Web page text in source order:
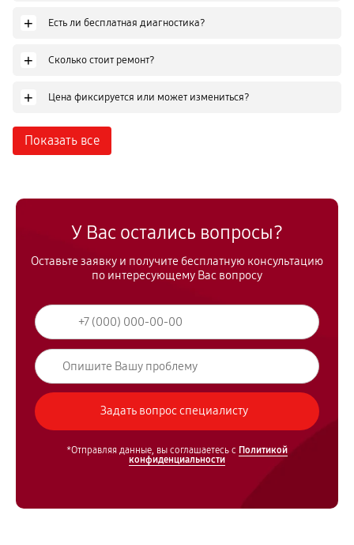
+ Есть ли бесплатная диагностика?
+ Сколько стоит ремонт?
+ Цена фиксируется или может измениться?
Показать все
У Вас остались вопросы?
Оставьте заявку и получите бесплатную консультацию
по интересующему Вас вопросу
*Отправляя данные, вы соглашаетесь с Политикой
конфиденциальности